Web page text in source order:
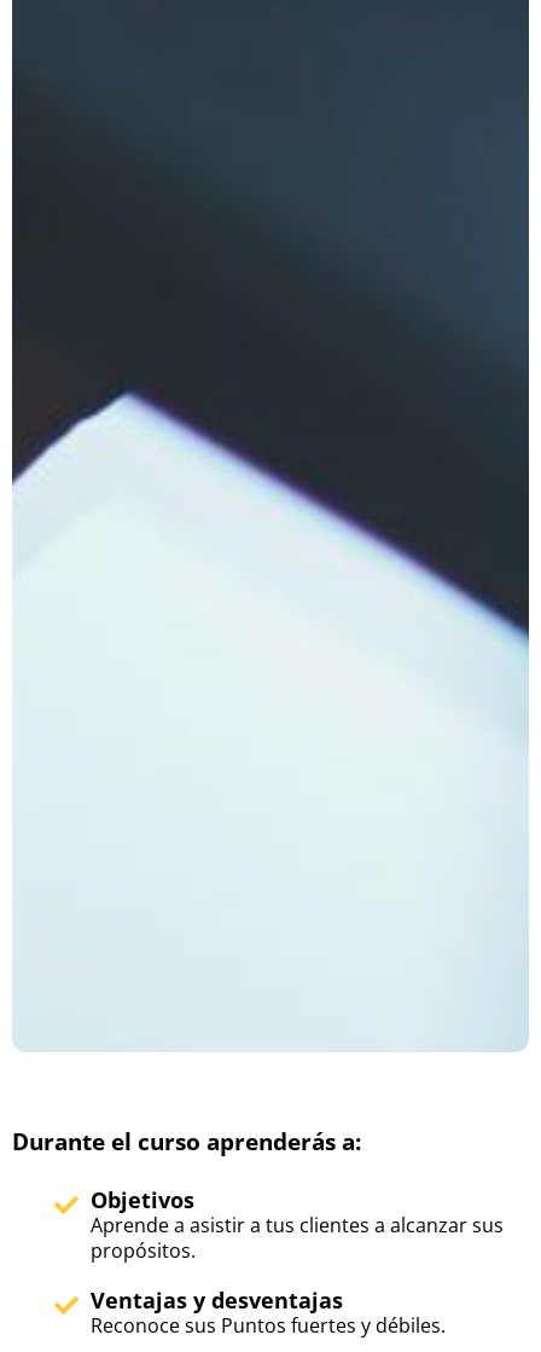
Durante el curso aprenderás a:
Objetivos
Aprende a asistir a tus clientes a alcanzar sus
propósitos.
Ventajas y desventajas
Reconoce sus Puntos fuertes y débiles.